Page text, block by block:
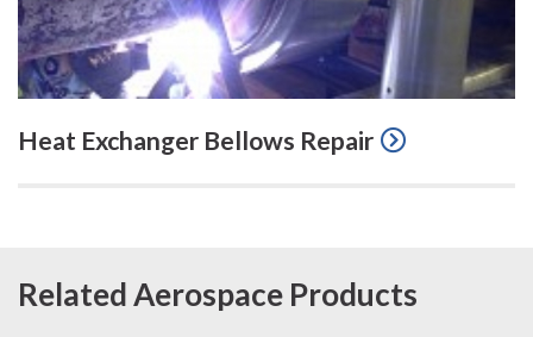
Heat Exchanger Bellows Repair
Related Aerospace Products